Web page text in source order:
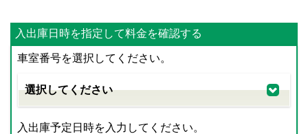
入出庫日時を指定して料金を確認する
車室番号を選択してください。
入出庫予定日時を入力してください。